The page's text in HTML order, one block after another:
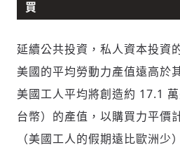
驗證
買
延續公共投資，私人資本投資
美國的平均勞動力產值遠高於
美國工人平均將創造約 17.1
台幣）的產值，以購買力平價
（美國工人的假期遠比歐洲少